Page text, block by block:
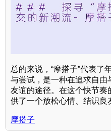
总的来说，“摩搭子”代表了
与尝试，是一种在追求自
友谊的途径。在这个快节奏
供了一个放松心情、结识良
摩搭子